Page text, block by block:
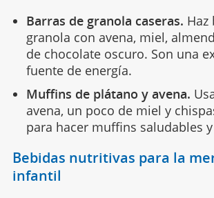
Barras de granola caseras. Haz
granola con avena, miel,
de chocolate oscuro. Son una
fuente de energía.
Muffins de plátano y avena.
avena, un poco de miel y
para hacer muffins saludables
Bebidas nutritivas para la
infantil